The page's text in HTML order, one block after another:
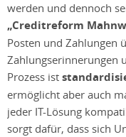
werden und dennoch
„Creditreform
Posten und Zahlungen
Zahlungserinnerungen
Prozess ist
ermöglicht aber auch
jeder IT-Lösung
sorgt dafür, dass sich